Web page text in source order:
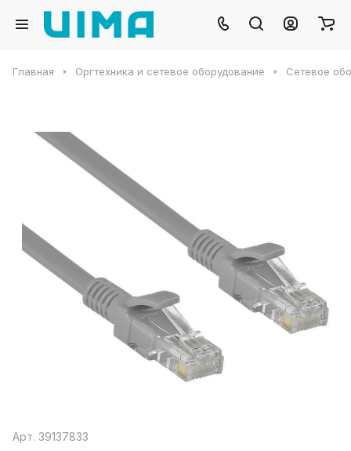
Главная Оргтехника и сетевое оборудование Сетевое
Арт. 39137833